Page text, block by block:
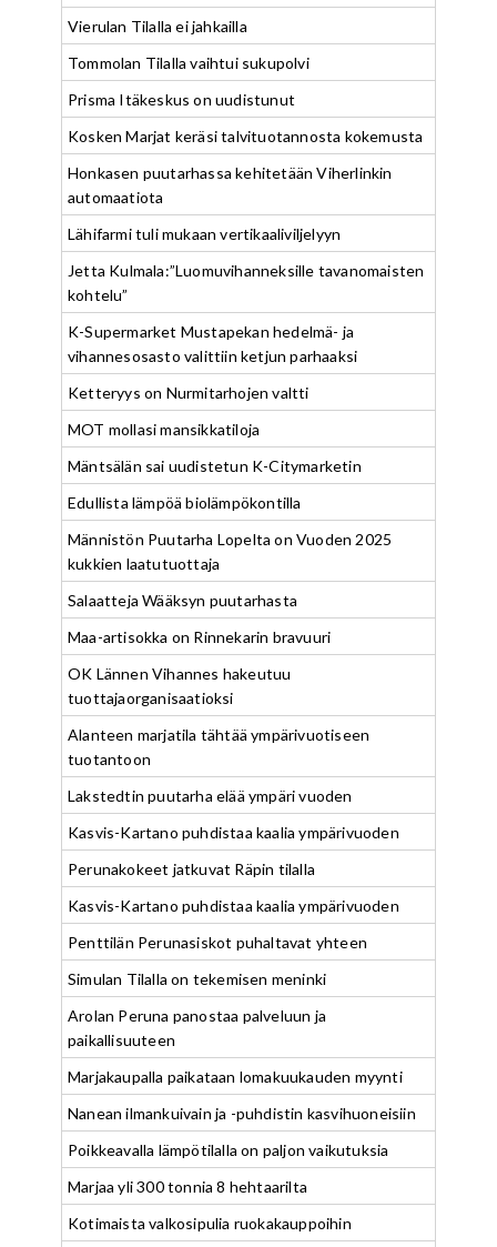
Vierulan Tilalla ei jahkailla
Tommolan Tilalla vaihtui sukupolvi
Prisma Itäkeskus on uudistunut
Kosken Marjat keräsi talvituotannosta kokemusta
Honkasen puutarhassa kehitetään Viherlinkin
automaatiota
Lähifarmi tuli mukaan vertikaaliviljelyyn
Jetta Kulmala:”Luomuvihanneksille tavanomaisten
kohtelu”
K-Supermarket Mustapekan hedelmä- ja
vihannesosasto valittiin ketjun parhaaksi
Ketteryys on Nurmitarhojen valtti
MOT mollasi mansikkatiloja
Mäntsälän sai uudistetun K-Citymarketin
Edullista lämpöä biolämpökontilla
Männistön Puutarha Lopelta on Vuoden 2025
kukkien laatutuottaja
Salaatteja Wääksyn puutarhasta
Maa-artisokka on Rinnekarin bravuuri
OK Lännen Vihannes hakeutuu
tuottajaorganisaatioksi
Alanteen marjatila tähtää ympärivuotiseen
tuotantoon
Lakstedtin puutarha elää ympäri vuoden
Kasvis-Kartano puhdistaa kaalia ympärivuoden
Perunakokeet jatkuvat Räpin tilalla
Kasvis-Kartano puhdistaa kaalia ympärivuoden
Penttilän Perunasiskot puhaltavat yhteen
Simulan Tilalla on tekemisen meninki
Arolan Peruna panostaa palveluun ja
paikallisuuteen
Marjakaupalla paikataan lomakuukauden myynti
Nanean ilmankuivain ja -puhdistin kasvihuoneisiin
Poikkeavalla lämpötilalla on paljon vaikutuksia
Marjaa yli 300 tonnia 8 hehtaarilta
Kotimaista valkosipulia ruokakauppoihin